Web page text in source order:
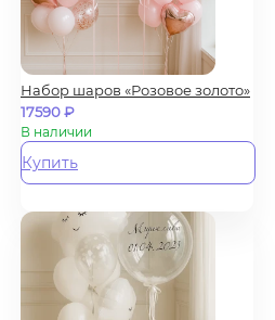
Набор шаров «Розовое золото»
17590₽
В наличии
Купить